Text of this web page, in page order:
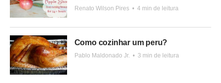
Renato Wilson Pires • 4 min de leitura
Como cozinhar um peru?
Pablo Maldonado Jr. • 3 min de leitura